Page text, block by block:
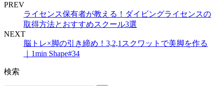
PREV
ライセンス保有者が教える！ダイビングライセンスの
取得方法とおすすめスクール3選
NEXT
脳トレ×脚の引き締め！3,2,1スクワットで美脚を作る
｜1min Shape#34
検索